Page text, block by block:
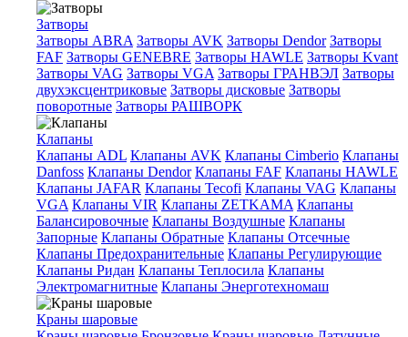
Затворы
Затворы ABRA Затворы AVK Затворы Dendor Затворы
FAF Затворы GENEBRE Затворы HAWLE Затворы Kvant
Затворы VAG Затворы VGA Затворы ГРАНВЭЛ Затворы
двухэксцентриковые Затворы дисковые Затворы
поворотные Затворы РАШВОРК
Клапаны
Клапаны ADL Клапаны AVK Клапаны Cimberio Клапаны
Danfoss Клапаны Dendor Клапаны FAF Клапаны HAWLE
Клапаны JAFAR Клапаны Tecofi Клапаны VAG Клапаны
VGA Клапаны VIR Клапаны ZETKAMA Клапаны
Балансировочные Клапаны Воздушные Клапаны
Запорные Клапаны Обратные Клапаны Отсечные
Клапаны Предохранительные Клапаны Регулирующие
Клапаны Ридан Клапаны Теплосила Клапаны
Электромагнитные Клапаны Энерготехномаш
Краны шаровые